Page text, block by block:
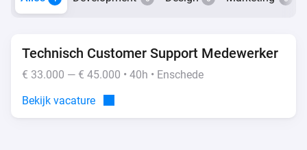
Technisch Customer Support Medewerker
€ 33.000 — € 45.000 • 40h • Enschede
Bekijk vacature